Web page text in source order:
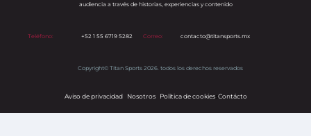
audiencia a través de historias, experiencias y contenido
Teléfono: +52 1 55 6719 5282 Correo: contacto@titansports.mx
Copyright© Titan Sports 2026. todos los derechos reservados
Aviso de privacidad Nosotros Política de cookiess Contácto